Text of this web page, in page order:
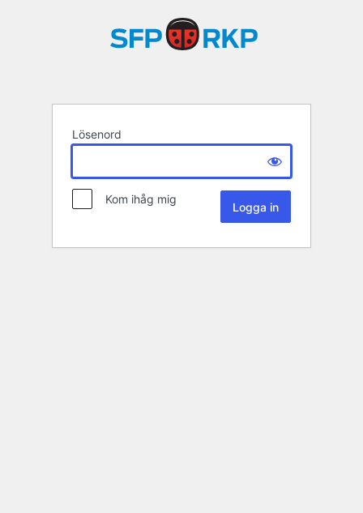
Lösenord
Kom ihåg mig